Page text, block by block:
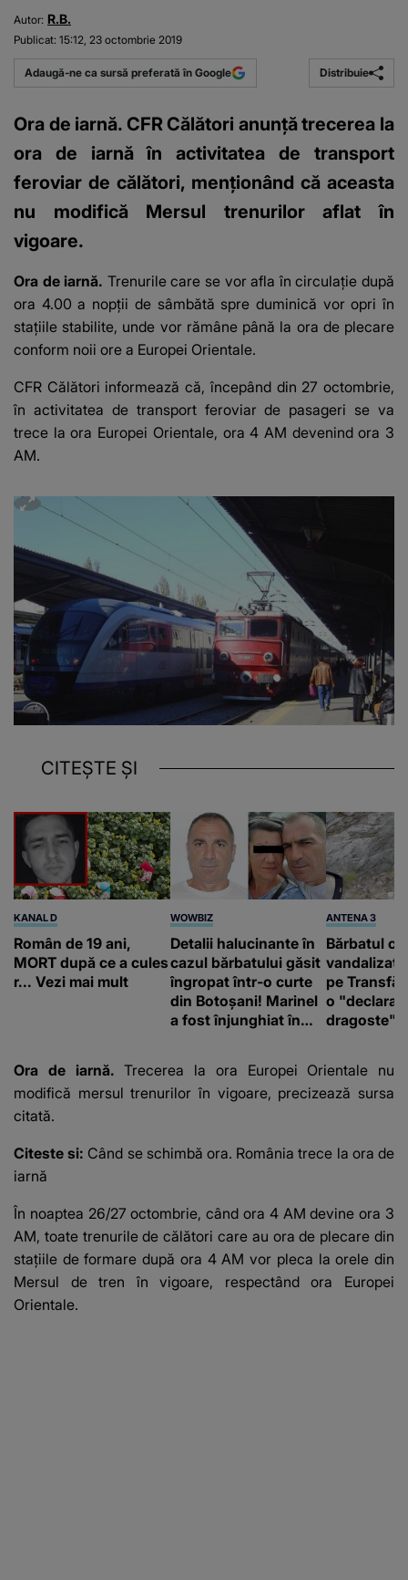
Autor: R.B.
Publicat: 15:12, 23 octombrie 2019
Adaugă-ne ca sursă preferată în Google Distribuie
Ora de iarnă. CFR Călători anunţă trecerea la
ora de iarnă în activitatea de transport
feroviar de călători, menţionând că aceasta
nu modifică Mersul trenurilor aflat în
vigoare.
Ora de iarnă. Trenurile care se vor afla în circulaţie după
ora 4.00 a nopţii de sâmbătă spre duminică vor opri în
staţiile stabilite, unde vor rămâne până la ora de plecare
conform noii ore a Europei Orientale.
CFR Călători informează că, începând din 27 octombrie,
în activitatea de transport feroviar de pasageri se va
trece la ora Europei Orientale, ora 4 AM devenind ora 3
AM.
CITEȘTE ȘI
KANAL D
Român de 19 ani,
MORT după ce a cules
r... Vezi mai mult
WOWBIZ
Detalii halucinante în
cazul bărbatului găsit
îngropat într-o curte
din Botoșani! Marinel
a fost înjunghiat în
suspecți
ANTENA 3
Bărbatul
vandalizat
pe
o
dragoste"
Ora de iarnă.Trecerea la ora Europei Orientale nu
modifică mersul trenurilor în vigoare, precizează sursa
citată.
Citeste si: Când se schimbă ora. România trece la ora de
iarnă
În noaptea 26/27 octombrie, când ora 4 AM devine ora 3
AM, toate trenurile de călători care au ora de plecare din
staţiile de formare după ora 4 AM vor pleca la orele din
Mersul de tren în vigoare, respectând ora Europei
Orientale.